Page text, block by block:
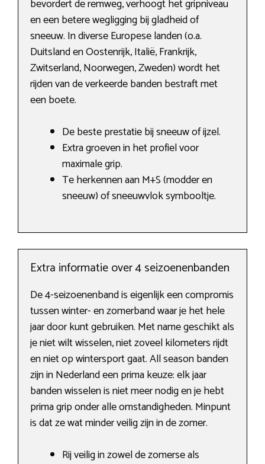
bevordert de remweg, verhoogt het gripniveau
en een betere wegligging bij gladheid of
sneeuw. In diverse Europese landen (o.a.
Duitsland en Oostenrijk, Italië, Frankrijk,
Zwitserland, Noorwegen, Zweden) wordt het
rijden van de verkeerde banden bestraft met
een boete.
De beste prestatie bij sneeuw of ijzel.
Extra groeven in het profiel voor
maximale grip.
Te herkennen aan M+S (modder en
sneeuw) of sneeuwvlok symbooltje.
Extra informatie over 4 seizoenenbanden
De 4-seizoenenband is eigenlijk een compromis
tussen winter- en zomerband waar je het hele
jaar door kunt gebruiken. Met name geschikt als
je niet wilt wisselen, niet zoveel kilometers rijdt
en niet op wintersport gaat. All season banden
zijn in Nederland een prima keuze: elk jaar
banden wisselen is niet meer nodig en je hebt
prima grip onder alle omstandigheden. Minpunt
is dat ze wat minder veilig zijn in de zomer.
Rij veilig in zowel de zomerse als